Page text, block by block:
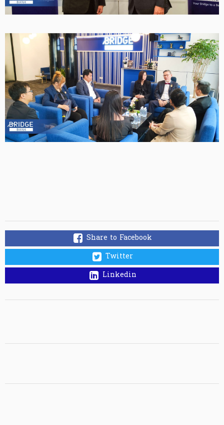
Share to Facebook
Twitter
Linkedin